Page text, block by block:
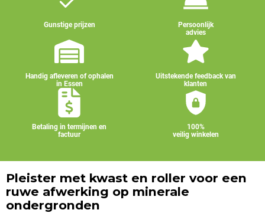
Gunstige prijzen
Persoonlijk
advies
Handig afleveren of ophalen
in Essen
Uitstekende feedback van
klanten
Betaling in termijnen en
factuur
100%
veilig winkelen
Pleister met kwast en roller voor een
ruwe afwerking op minerale
ondergronden